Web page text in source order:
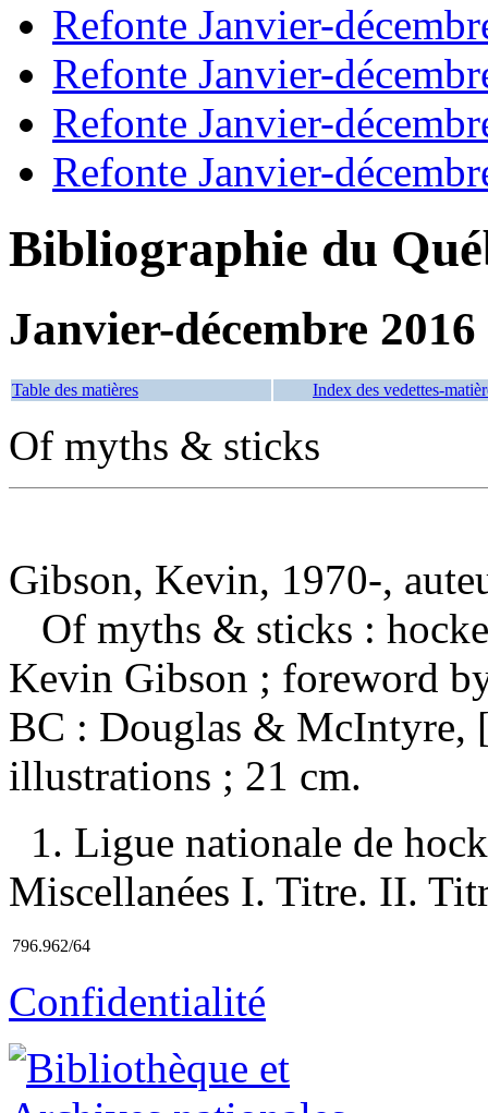
Refonte Janvier-
Refonte Janvier-
Refonte Janvier-
Refonte Janvier-
Bibliographie du
Janvier-décembre 2016
Table des matières Index des vedettes-
Of myths & sticks
Gibson, Kevin, 1970-,
Of myths & sticks :
Kevin Gibson ; foreword
BC : Douglas &
illustrations ; 21 cm.
1. Ligue nationale de
Miscellanées I. Titre. II.
796.962/64
Confidentialité